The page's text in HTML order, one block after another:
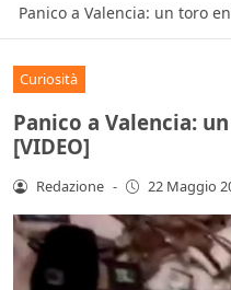
Panico a Valencia: un toro
Curiosità
Panico a Valencia:
[VIDEO]
Redazione - 22 Maggio